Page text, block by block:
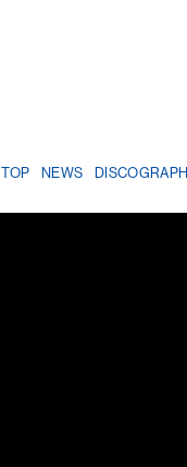
TOP NEWS